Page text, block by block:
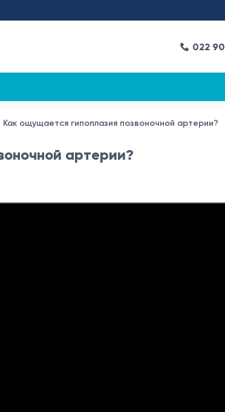
022
Как ощущается гипоплазия позвоночной артерии?
артерии?